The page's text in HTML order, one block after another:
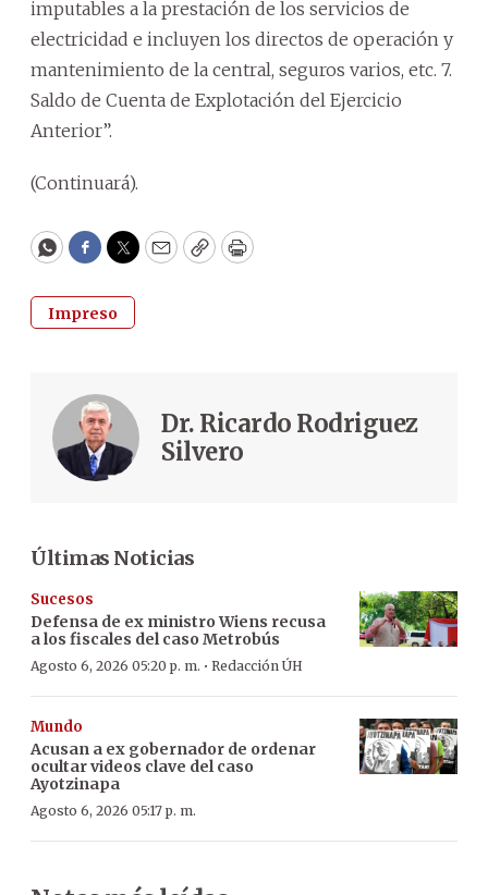
imputables a la prestación de los servicios de
electricidad e incluyen los directos de operación y
mantenimiento de la central, seguros varios, etc. 7.
Saldo de Cuenta de Explotación del Ejercicio
Anterior”.
(Continuará).
WhatsApp
Facebook
Twitter
EmailCopyPrint
Impreso
Dr. Ricardo Rodriguez
Silvero
Últimas Noticias
Sucesos
Defensa de ex ministro Wiens recusa
a los fiscales del caso Metrobús
Agosto 6, 2026 05:20 p. m. · Redacción ÚH
Mundo
Acusan a ex gobernador de ordenar
ocultar videos clave del caso
Ayotzinapa
Agosto 6, 2026 05:17 p. m.